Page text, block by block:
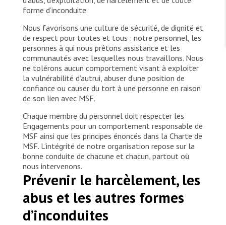
Les États négligent leur obligation de protéger les
personnes civiles et les services de santé en temps
de guerre
Urgence Ebola
Séismes au Venezuela : conséquences et intervention
de MSF
Partenariat d’entreprise
MSF l'entrepôt. Un cadeau qui en dit long.
Les Amis de MSF
Devenez bénévoles au Canada
TRAVAILLER AVEC NOUS
Travailler avec MSF
Travailler à l’étranger
Travailler au Canada
Nous recrutons : Logisticien ou logisticienne
technique
forme d’inconduite.
Nous favorisons une culture de sécurité, de dignité et
de respect pour toutes et tous : notre personnel, les
personnes à qui nous prêtons assistance et les
communautés avec lesquelles nous travaillons. Nous
ne tolérons aucun comportement visant à exploiter
la vulnérabilité d’autrui, abuser d’une position de
confiance ou causer du tort à une personne en raison
de son lien avec MSF.
Chaque membre du personnel doit respecter les
Engagements pour un comportement responsable de
MSF ainsi que les principes énoncés dans la Charte de
MSF. L’intégrité de notre organisation repose sur la
bonne conduite de chacune et chacun, partout où
nous intervenons.
Prévenir le harcèlement, les
abus et les autres formes
d’inconduites